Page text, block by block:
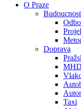
O Praze
Doprava
MHD
Taxi